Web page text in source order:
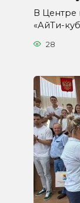
В Центре
«АйТи-
28